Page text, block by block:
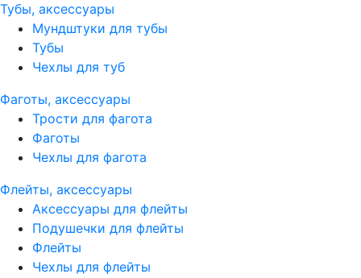
Тубы, аксессуары
Мундштуки для тубы
Тубы
Чехлы для туб
Фаготы, аксессуары
Трости для фагота
Фаготы
Чехлы для фагота
Флейты, аксессуары
Аксессуары для флейты
Подушечки для флейты
Флейты
Чехлы для флейты